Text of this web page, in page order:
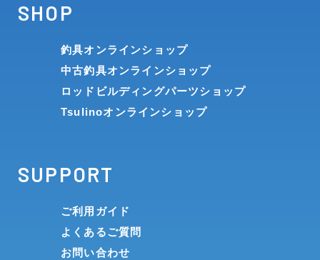
SHOP
釣具オンラインショップ
中古釣具オンラインショップ
ロッドビルディングパーツショップ
Tsulinoオンラインショップ
SUPPORT
ご利用ガイド
よくあるご質問
お問い合わせ